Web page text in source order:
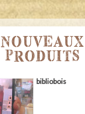
NOUVEAUX
PRODUITS
bibliobois